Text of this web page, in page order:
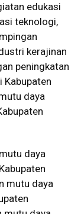
edukasi
teknologi,
kerajinan
peningkatan
daya
daya
mutu daya